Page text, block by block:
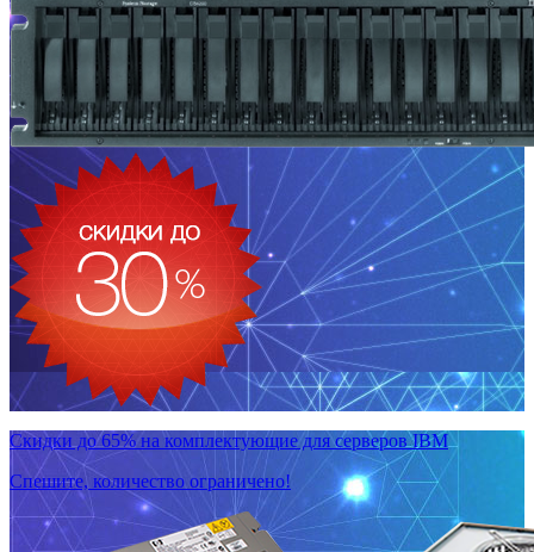
Скидки до 65% на комплектующие для серверов IBM
Спешите, количество ограничено!